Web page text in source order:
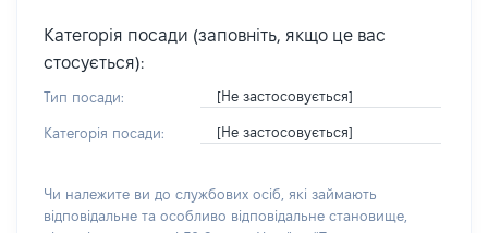
Категорія посади (заповніть, якщо це вас
стосується):
Тип посади: [Не застосовується]
Категорія посади: [Не застосовується]
Чи належите ви до службових осіб, які займають
відповідальне та особливо відповідальне становище,